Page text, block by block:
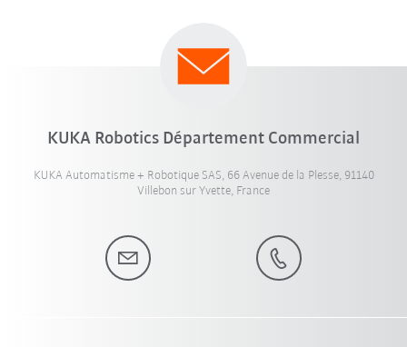
KUKA Robotics Département Commercial
KUKA Automatisme + Robotique SAS, 66 Avenue de la Plesse, 91140
Villebon sur Yvette, France